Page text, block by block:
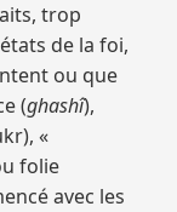
trop
de la foi,
ou que
(ghashî),
«
folie
avec les